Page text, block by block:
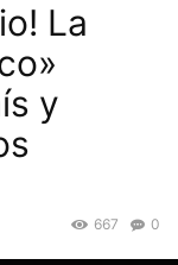
La
y
0
667